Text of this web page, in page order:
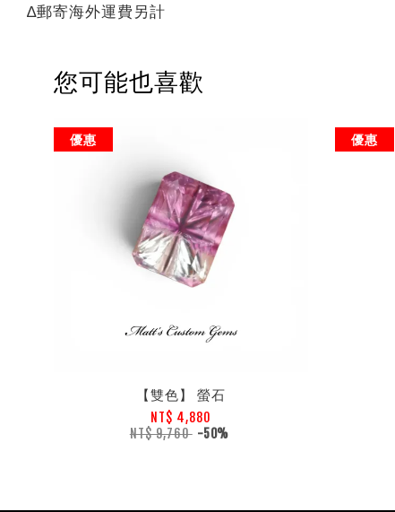
∆郵寄海外運費另計
您可能也喜歡
優惠
【雙色】 螢石
NT$ 4,880
NT$ 9,760 -50%
優惠